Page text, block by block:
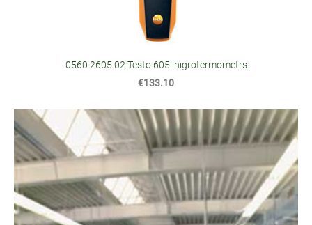
0560 2605 02 Testo 605i higrotermometrs
€133.10